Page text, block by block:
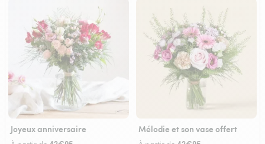
Joyeux anniversaire Mélodie et son vase offert